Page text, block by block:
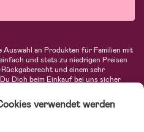
Auswahl an Produkten für Familien mit
und stets zu niedrigen Preisen
und einem sehr
Dich beim Einkauf bei uns sicher
für Mütter und eine Menge
Spielsachen, Babyprodukte und
Herstellern wie Britax, Maxi-
verwendet werden